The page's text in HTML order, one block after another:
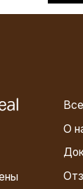
Отзывы